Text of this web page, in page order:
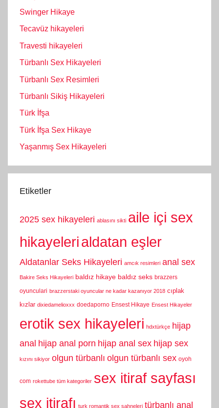
Swinger Hikaye
Tecavüz hikayeleri
Travesti hikayeleri
Türbanlı Sex Hikayeleri
Türbanlı Sex Resimleri
Türbanlı Sikiş Hikayeleri
Türk İfşa
Türk İfşa Sex Hikaye
Yaşanmış Sex Hikayeleri
Etiketler
2025 sex hikayeleri ablasını sikti aile içi sex
hikayelerialdatan eşler
Aldatanlar Seks Hikayeleri amcık resimleri anal sex
Bakire Seks Hikayeleri baldız hikaye baldız seks brazzers
oyunculari brazzerstaki oyuncular ne kadar kazanıyor 2018 cıplak
kızlar dixiedamelioxxx doedaporno Ensest Hikaye Ensest Hikayeler
erotik sex hikayeleri hdxtürkçe hijap
anal hijap anal porn hijap anal sex hijap sex
kızını sikiyor olgun türbanlı olgun türbanlı sex oyoh
com rokettube tüm kategoriler sex itiraf sayfası
sex itirafı turk romantik sex sahneleri türbanlı anal